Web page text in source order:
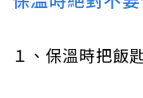
１、保溫時把飯